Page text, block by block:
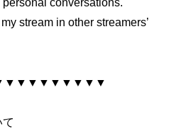
stream in other streamers’